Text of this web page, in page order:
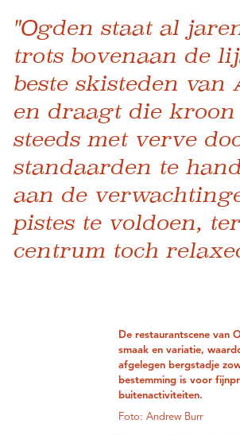
"Ogden staat al
trots bovenaan de
beste skisteden van
en draagt ​​die
steeds met verve
standaarden te
aan de
pistes te voldoen,
centrum toch
De restaurantscene van
smaak en variatie,
afgelegen bergstadje
bestemming is voor
buitenactiviteiten.
Foto: Andrew Burr